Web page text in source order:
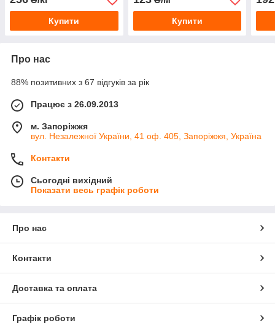
Купити Купити
Про нас
88% позитивних з 67 відгуків за рік
Працює з 26.09.2013
м. Запоріжжя
вул. Незалежної України, 41 оф. 405, Запоріжжя, Україна
Контакти
Сьогодні вихідний
Показати весь графік роботи
Про нас
Контакти
Доставка та оплата
Графік роботи